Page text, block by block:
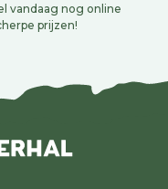
vandaag nog online
prijzen!